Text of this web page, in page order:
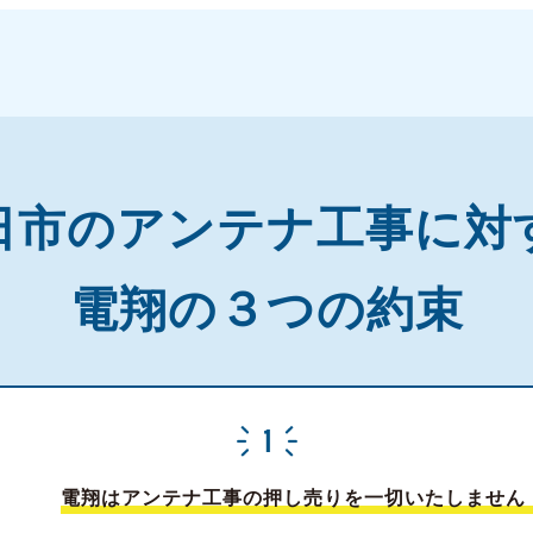
市のアンテナ工事に対
電翔の３つの約束
電翔はアンテナ工事の押し売りを一切いたしません